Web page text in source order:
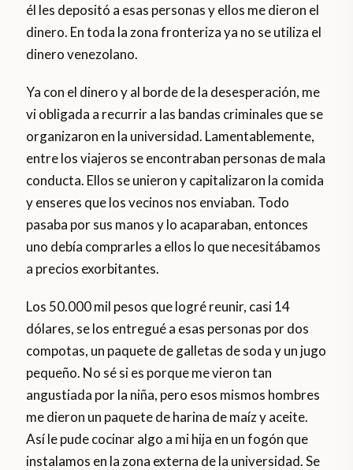
él les depositó a esas personas y ellos me dieron el
dinero. En toda la zona fronteriza ya no se utiliza el
dinero venezolano.
Ya con el dinero y al borde de la desesperación, me
vi obligada a recurrir a las bandas criminales que se
organizaron en la universidad. Lamentablemente,
entre los viajeros se encontraban personas de mala
conducta. Ellos se unieron y capitalizaron la comida
y enseres que los vecinos nos enviaban. Todo
pasaba por sus manos y lo acaparaban, entonces
uno debía comprarles a ellos lo que necesitábamos
a precios exorbitantes.
Los 50.000 mil pesos que logré reunir, casi 14
dólares, se los entregué a esas personas por dos
compotas, un paquete de galletas de soda y un jugo
pequeño. No sé si es porque me vieron tan
angustiada por la niña, pero esos mismos hombres
me dieron un paquete de harina de maíz y aceite.
Así le pude cocinar algo a mi hija en un fogón que
instalamos en la zona externa de la universidad. Se